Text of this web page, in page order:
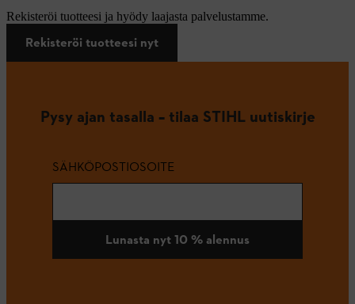
Rekisteröi tuotteesi ja hyödy laajasta palvelustamme.
Rekisteröi tuotteesi nyt
Pysy ajan tasalla – tilaa STIHL uutiskirje
SÄHKÖPOSTIOSOITE
Lunasta nyt 10 % alennus